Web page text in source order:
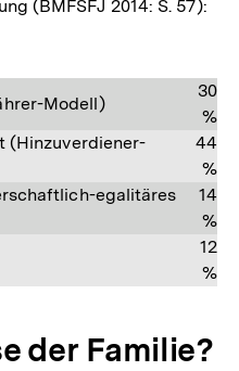
(BMFSFJ 2014: S. 57):
Modell)
30
%
(Hinzuverdiener-
44
%
egalitäres
14
%
12
%
der Familie?